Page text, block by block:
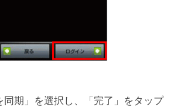
同期」を選択し、「完了」をタップ